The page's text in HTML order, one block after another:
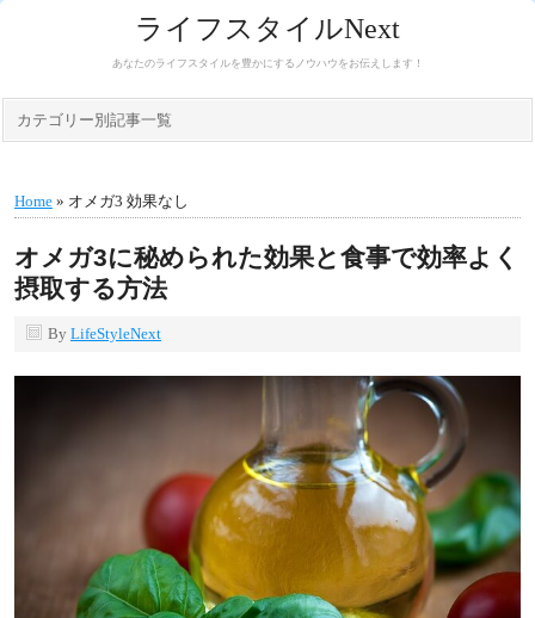
ライフスタイルNext
あなたのライフスタイルを豊かにするノウハウをお伝えします！
カテゴリー別記事一覧
Home » オメガ3 効果なし
オメガ3に秘められた効果と食事で効率よく
摂取する方法
By LifeStyleNext